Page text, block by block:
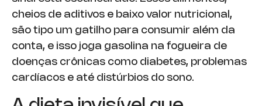
cheios de aditivos e baixo valor nutricional,
são tipo um gatilho para consumir além da
conta, e isso joga gasolina na fogueira de
doenças crônicas como diabetes, problemas
cardíacos e até distúrbios do sono.